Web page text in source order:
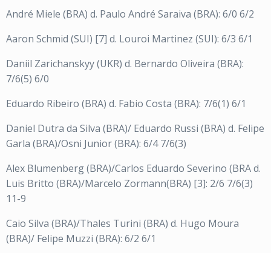
André Miele (BRA) d. Paulo André Saraiva (BRA): 6/0 6/2
Aaron Schmid (SUI) [7] d. Louroi Martinez (SUI): 6/3 6/1
Daniil Zarichanskyy (UKR) d. Bernardo Oliveira (BRA):
7/6(5) 6/0
Eduardo Ribeiro (BRA) d. Fabio Costa (BRA): 7/6(1) 6/1
Daniel Dutra da Silva (BRA)/ Eduardo Russi (BRA) d. Felipe
Garla (BRA)/Osni Junior (BRA): 6/4 7/6(3)
Alex Blumenberg (BRA)/Carlos Eduardo Severino (BRA d.
Luis Britto (BRA)/Marcelo Zormann(BRA) [3]: 2/6 7/6(3)
11-9
Caio Silva (BRA)/Thales Turini (BRA) d. Hugo Moura
(BRA)/ Felipe Muzzi (BRA): 6/2 6/1